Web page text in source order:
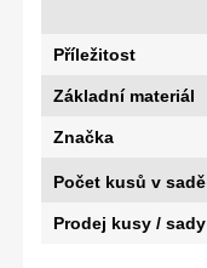
Příležitost
Základní materiál
Značka
Počet kusů v sadě
Prodej kusy / sady